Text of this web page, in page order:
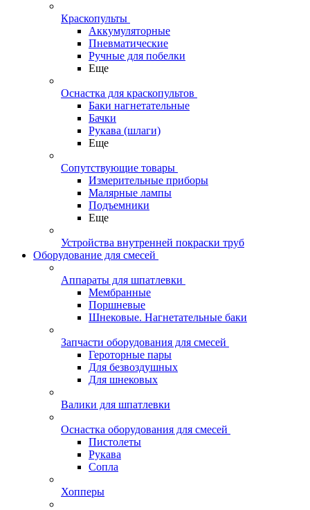
Краскопульты
Аккумуляторные
Пневматические
Ручные для побелки
Еще
Оснастка для краскопультов
Баки нагнетательные
Бачки
Рукава (шлаги)
Еще
Сопутствующие товары
Измерительные приборы
Малярные лампы
Подъемники
Еще
Устройства внутренней покраски труб
Оборудование для смесей
Аппараты для шпатлевки
Мембранные
Поршневые
Шнековые. Нагнетательные баки
Запчасти оборудования для смесей
Героторные пары
Для безвоздушных
Для шнековых
Валики для шпатлевки
Оснастка оборудования для смесей
Пистолеты
Рукава
Сопла
Хопперы